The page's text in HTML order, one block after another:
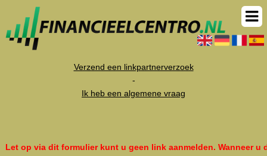
Verzend een linkpartnerverzoek
-
Ik heb een algemene vraag
Let op via dit formulier kunt u geen link aanmelden. Wanneer u